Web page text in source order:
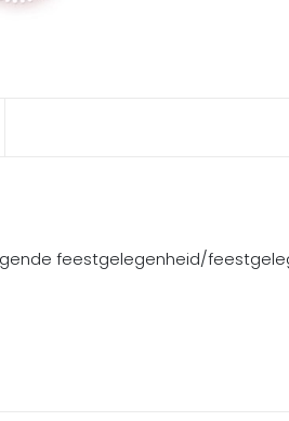
feestgelegenheid/